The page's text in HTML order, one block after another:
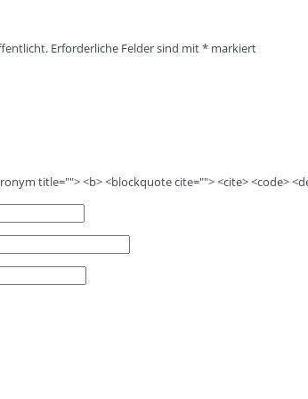
Erforderliche Felder sind mit* markiert
title=""> <b> <blockquote cite=""> <cite> <code>